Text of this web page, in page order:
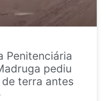
Penitenciária
pediu
terra antes